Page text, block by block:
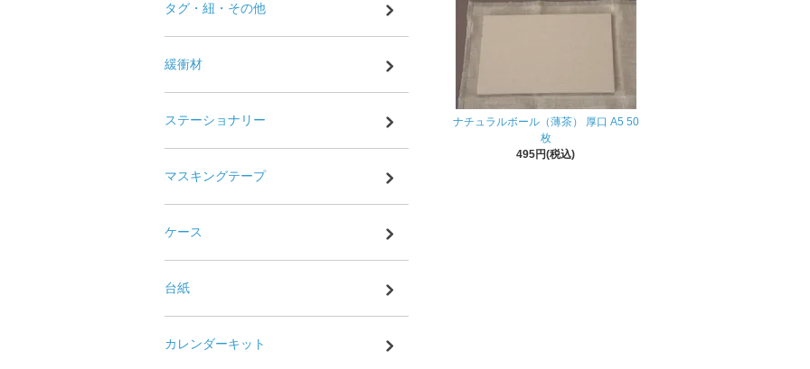
ナチュラルボール（薄茶） 厚口 A5 50
枚
495円(税込)
タグ・紐・その他
緩衝材
ステーショナリー
マスキングテープ
ケース
台紙
カレンダーキット